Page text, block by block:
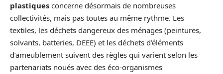
plastiques concerne désormais de nombreuses
collectivités, mais pas toutes au même rythme. Les
textiles, les déchets dangereux des ménages (peintures,
solvants, batteries, DEEE) et les déchets d’éléments
d’ameublement suivent des règles qui varient selon les
partenariats noués avec des éco-organismes